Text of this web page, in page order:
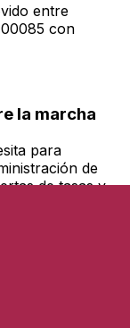
entre
con
la marcha
para
de
de tasas y
ocultos.